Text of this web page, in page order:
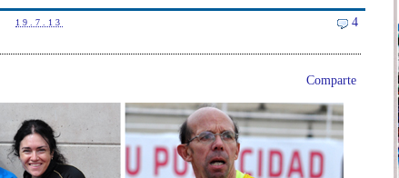
19.7.13 4
Comparte